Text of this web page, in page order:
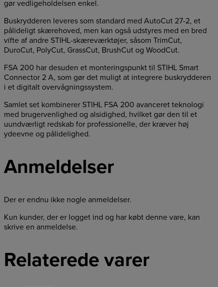
gør vedligeholdelsen enkel.
Buskrydderen leveres som standard med AutoCut 27-2, et
pålideligt skærehoved, men kan også udstyres med en bred
vifte af andre STIHL-skæreværktøjer, såsom TrimCut,
DuroCut, PolyCut, GrassCut, BrushCut og WoodCut.
FSA 200 har desuden et monteringspunkt til STIHL Smart
Connector 2 A, som gør det muligt at integrere buskrydderen
i et digitalt overvågningssystem.
Samlet set kombinerer STIHL FSA 200 avanceret teknologi
med brugervenlighed og alsidighed, hvilket gør den til et
uundværligt redskab for professionelle, der kræver høj
ydeevne og pålidelighed.
Anmeldelser
Der er endnu ikke nogle anmeldelser.
Kun kunder, der er logget ind og har købt denne vare, kan
skrive en anmeldelse.
Relaterede varer